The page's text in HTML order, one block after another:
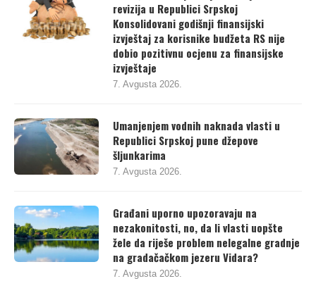
Nikad, od kako postoji finansijska
revizija u Republici Srpskoj
Konsolidovani godišnji finansijski
izvještaj za korisnike budžeta RS nije
dobio pozitivnu ocjenu za finansijske
izvještaje
Umanjenjem vodnih naknada vlasti u
Republici Srpskoj pune džepove
šljunkarima
Građani uporno upozoravaju na
nezakonitosti, no, da li vlasti uopšte
žele da riješe problem nelegalne gradnje
na gradačačkom jezeru Vidara?